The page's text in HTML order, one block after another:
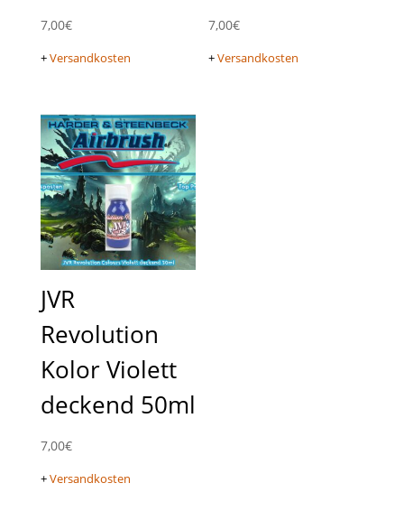
7,00€
+Versandkosten
7,00€
+Versandkosten
JVR
Revolution
Kolor Violett
deckend 50ml
7,00€
+Versandkosten